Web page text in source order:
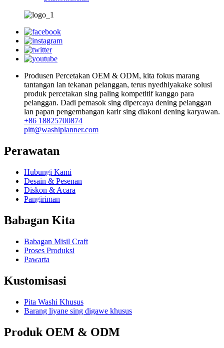
Produsen Percetakan OEM & ODM, kita fokus marang
tantangan lan tekanan pelanggan, terus nyedhiyakake solusi
produk percetakan sing paling kompetitif kanggo para
pelanggan. Dadi pemasok sing dipercaya dening pelanggan
lan papan pengembangan karir sing diakoni dening karyawan.
+86 18825700874
pitt@washiplanner.com
Perawatan
Hubungi Kami
Desain & Pesenan
Diskon & Acara
Pangiriman
Babagan Kita
Babagan Misil Craft
Proses Produksi
Pawarta
Kustomisasi
Pita Washi Khusus
Barang liyane sing digawe khusus
Produk OEM & ODM